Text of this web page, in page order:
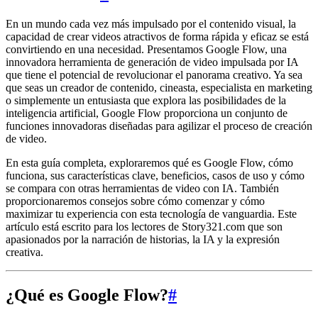
En un mundo cada vez más impulsado por el contenido visual, la
capacidad de crear videos atractivos de forma rápida y eficaz se está
convirtiendo en una necesidad. Presentamos Google Flow, una
innovadora herramienta de generación de video impulsada por IA
que tiene el potencial de revolucionar el panorama creativo. Ya sea
que seas un creador de contenido, cineasta, especialista en marketing
o simplemente un entusiasta que explora las posibilidades de la
inteligencia artificial, Google Flow proporciona un conjunto de
funciones innovadoras diseñadas para agilizar el proceso de creación
de video.
En esta guía completa, exploraremos qué es Google Flow, cómo
funciona, sus características clave, beneficios, casos de uso y cómo
se compara con otras herramientas de video con IA. También
proporcionaremos consejos sobre cómo comenzar y cómo
maximizar tu experiencia con esta tecnología de vanguardia. Este
artículo está escrito para los lectores de Story321.com que son
apasionados por la narración de historias, la IA y la expresión
creativa.
¿Qué es Google Flow?#